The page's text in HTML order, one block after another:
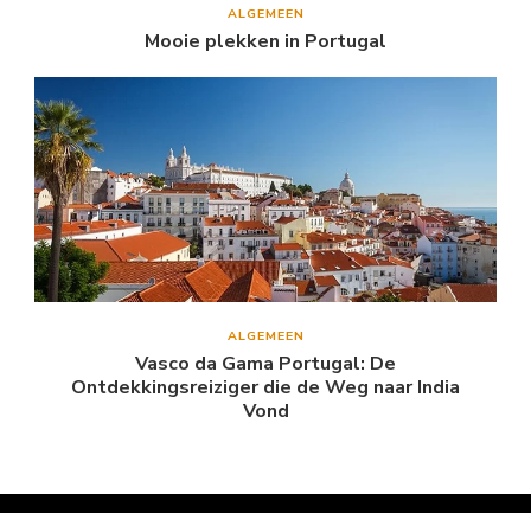
ALGEMEEN
Mooie plekken in Portugal
ALGEMEEN
Vasco da Gama Portugal: De
Ontdekkingsreiziger die de Weg naar India
Vond